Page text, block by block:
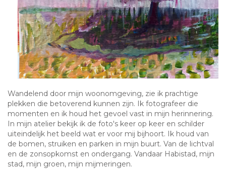
Wandelend door mijn woonomgeving, zie ik prachtige
plekken die betoverend kunnen zijn. Ik fotografeer die
momenten en ik houd het gevoel vast in mijn herinnering.
In mijn atelier bekijk ik de foto's keer op keer en schilder
uiteindelijk het beeld wat er voor mij bijhoort. Ik houd van
de bomen, struiken en parken in mijn buurt. Van de lichtval
en de zonsopkomst en ondergang. Vandaar Habistad, mijn
stad, mijn groen, mijn mijmeringen.